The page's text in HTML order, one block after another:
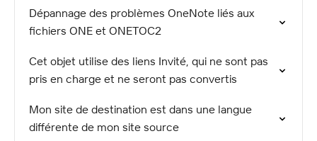
Dépannage des problèmes OneNote liés aux
fichiers ONE et ONETOC2
Cet objet utilise des liens Invité, qui ne sont pas
pris en charge et ne seront pas convertis
Mon site de destination est dans une langue
différente de mon site source